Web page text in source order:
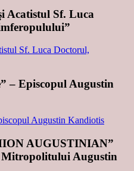
Acatistul Sf. Luca
– Episcopul Augustin
AUGUSTINIAN”
Augustin